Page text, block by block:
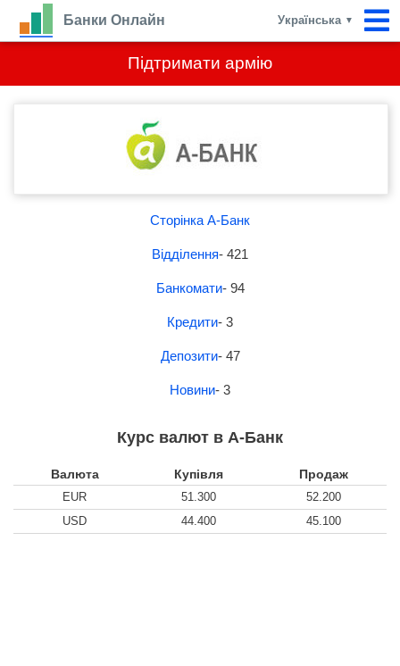
Підтримати армію
Банки Онлайн Українська ▼
Сторінка А-Банк
Відділення- 421
Банкомати- 94
Кредити- 3
Депозити- 47
Новини- 3
Курс валют в А-Банк
Валюта Купівля Продаж
EUR 51.300
52.200
USD
44.400 45.100